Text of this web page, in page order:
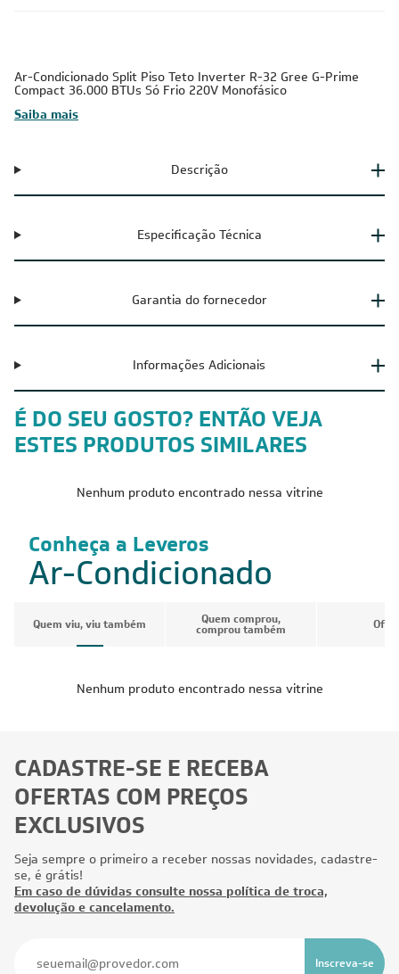
Ar-Condicionado Split Piso Teto Inverter R-32 Gree G-Prime
Compact 36.000 BTUs Só Frio 220V Monofásico
Saiba mais
Descrição
Especificação Técnica
Garantia do fornecedor
Informações Adicionais
É DO SEU GOSTO? ENTÃO VEJA
ESTES PRODUTOS SIMILARES
Nenhum produto encontrado nessa vitrine
Conheça a Leveros
Ar-Condicionado
Quem viu, viu também Quem comprou,
comprou também
Nenhum produto encontrado nessa vitrine
CADASTRE-SE E RECEBA
OFERTAS COM PREÇOS
EXCLUSIVOS
Seja sempre o primeiro a receber nossas novidades, cadastre-
se, é grátis!
Em caso de dúvidas consulte nossa política de troca,
devolução e cancelamento.
Inscreva-se